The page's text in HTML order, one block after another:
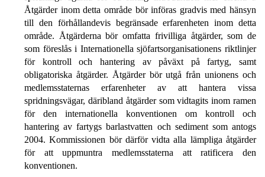
Åtgärder inom detta område bör införas gradvis med hänsyn
till den förhållandevis begränsade erfarenheten inom detta
område. Åtgärderna bör omfatta frivilliga åtgärder, som de
som föreslås i Internationella sjöfartsorganisationens riktlinjer
för kontroll och hantering av påväxt på fartyg, samt
obligatoriska åtgärder. Åtgärder bör utgå från unionens och
medlemsstaternas erfarenheter av att hantera vissa
spridningsvägar, däribland åtgärder som vidtagits inom ramen
för den internationella konventionen om kontroll och
hantering av fartygs barlastvatten och sediment som antogs
2004. Kommissionen bör därför vidta alla lämpliga åtgärder
för att uppmuntra medlemsstaterna att ratificera den
konventionen.